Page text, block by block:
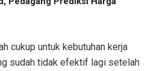
cukup untuk kebutuhan kerja
sudah tidak efektif lagi setelah